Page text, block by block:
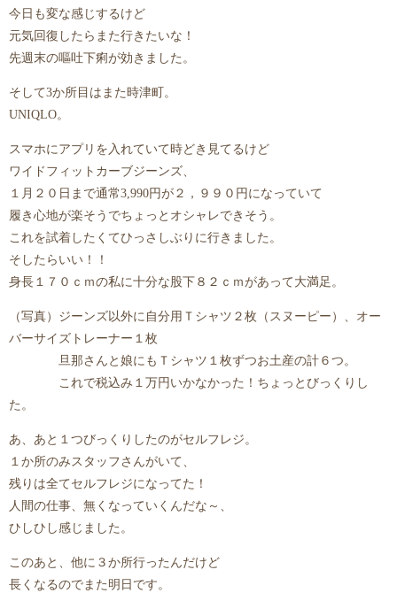
今日も変な感じするけど
元気回復したらまた行きたいな！
先週末の嘔吐下痢が効きました。
そして3か所目はまた時津町。
UNIQLO。
スマホにアプリを入れていて時どき見てるけど
ワイドフィットカーブジーンズ、
１月２０日まで通常3,990円が２，９９０円になっていて
履き心地が楽そうでちょっとオシャレできそう。
これを試着したくてひっさしぶりに行きました。
そしたらいい！！
身長１７０ｃｍの私に十分な股下８２ｃｍがあって大満足。
（写真）ジーンズ以外に自分用Ｔシャツ２枚（スヌーピー）、オー
バーサイズトレーナー１枚
旦那さんと娘にもＴシャツ１枚ずつお土産の計６つ。
これで税込み１万円いかなかった！ちょっとびっくりし
た。
あ、あと１つびっくりしたのがセルフレジ。
１か所のみスタッフさんがいて、
残りは全てセルフレジになってた！
人間の仕事、無くなっていくんだな～、
ひしひし感じました。
このあと、他に３か所行ったんだけど
長くなるのでまた明日です。